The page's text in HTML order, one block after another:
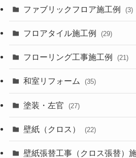
ファブリックフロア施工例 (3)
フロアタイル施工例 (29)
フローリング工事施工例 (21)
和室リフォーム (35)
塗装・左官 (27)
壁紙（クロス） (22)
壁紙張替工事（クロス張替）